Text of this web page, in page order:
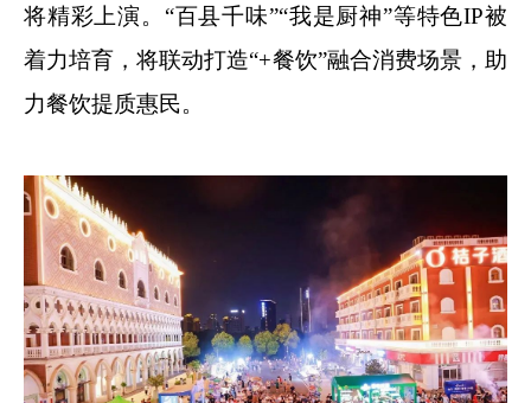
将精彩上演。“百县千味”“我是厨神”等特色IP被
着力培育，将联动打造“+餐饮”融合消费场景，助
力餐饮提质惠民。